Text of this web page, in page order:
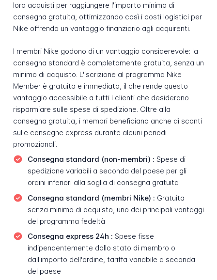
loro acquisti per raggiungere l'importo minimo di
consegna gratuita, ottimizzando così i costi logistici per
Nike offrendo un vantaggio finanziario agli acquirenti.
I membri Nike godono di un vantaggio considerevole: la
consegna standard è completamente gratuita, senza un
minimo di acquisto. L'iscrizione al programma Nike
Member è gratuita e immediata, il che rende questo
vantaggio accessibile a tutti i clienti che desiderano
risparmiare sulle spese di spedizione. Oltre alla
consegna gratuita, i membri beneficiano anche di sconti
sulle consegne express durante alcuni periodi
promozionali.
Consegna standard (non-membri) : Spese di
spedizione variabili a seconda del paese per gli
ordini inferiori alla soglia di consegna gratuita
Consegna standard (membri Nike) : Gratuita
senza minimo di acquisto, uno dei principali vantaggi
del programma fedeltà
Consegna express 24h : Spese fisse
indipendentemente dallo stato di membro o
dall'importo dell'ordine, tariffa variabile a seconda
del paese